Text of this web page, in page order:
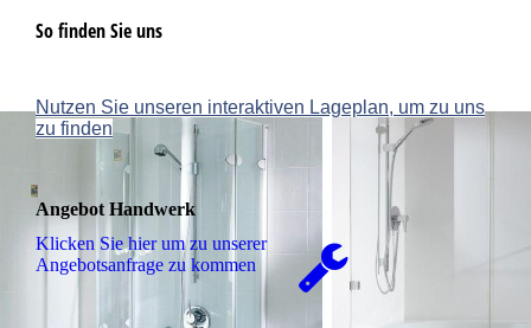
So finden Sie uns
Nutzen Sie unseren interaktiven La­ge­plan, um zu uns
zu finden
Angebot Handwerk
Klicken Sie hier um zu unserer
An­ge­bots­an­fra­ge zu kommen